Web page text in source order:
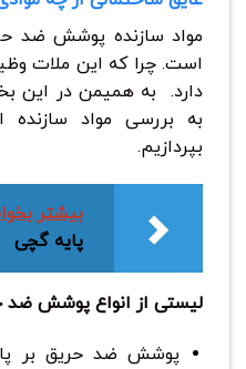
مواد سازنده پوشش ضد
است. چرا که این ملات
دارد. به همیمن در این
به بررسی مواد
بپردازیم.
بیشتر
پایه گچی
لیستی از انواع پوشش ضد
پوشش ضد حریق بر